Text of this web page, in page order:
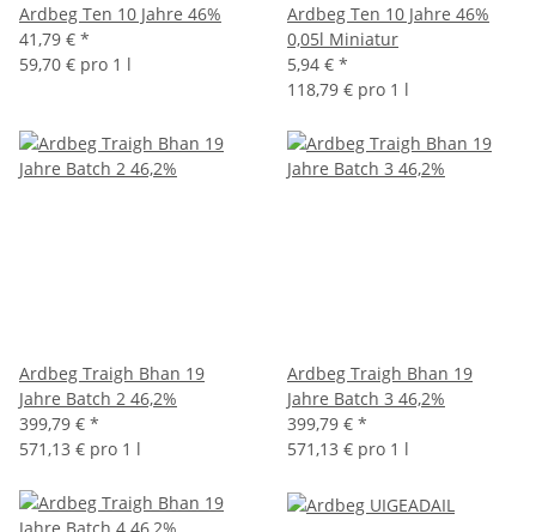
Ardbeg Ten 10 Jahre 46%
41,79 € *
59,70 € pro 1 l
Ardbeg Ten 10 Jahre 46%
0,05l Miniatur
5,94 € *
118,79 € pro 1 l
Ardbeg Traigh Bhan 19
Jahre Batch 2 46,2%
399,79 € *
571,13 € pro 1 l
Ardbeg Traigh Bhan 19
Jahre Batch 3 46,2%
399,79 € *
571,13 € pro 1 l